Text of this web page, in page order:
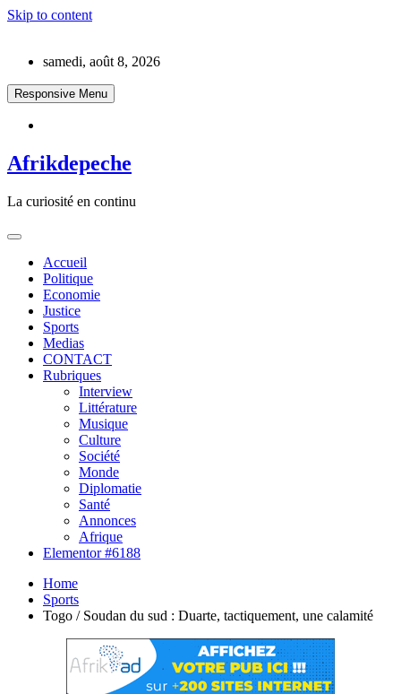
Skip to content
samedi, août 8, 2026
Responsive Menu
Afrikdepeche
La curiosité en continu
Accueil
Politique
Economie
Justice
Sports
Medias
CONTACT
Rubriques
Interview
Littérature
Musique
Culture
Société
Monde
Diplomatie
Santé
Annonces
Afrique
Elementor #6188
Home
Sports
Togo / Soudan du sud : Duarte, tactiquement, une calamité